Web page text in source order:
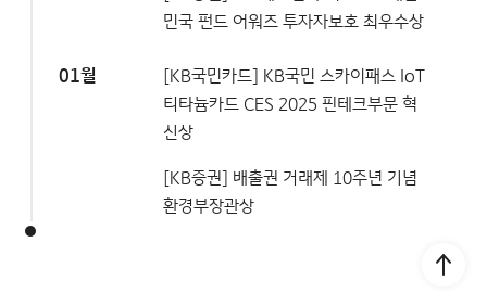
Go
민국 펀드 어워즈 투자자보호 최우수상
01월
[KB국민카드] KB국민 스카이패스 IoT
티타늄카드 CES 2025 핀테크부문 혁
신상
[KB증권] 배출권 거래제 10주년 기념
환경부장관상